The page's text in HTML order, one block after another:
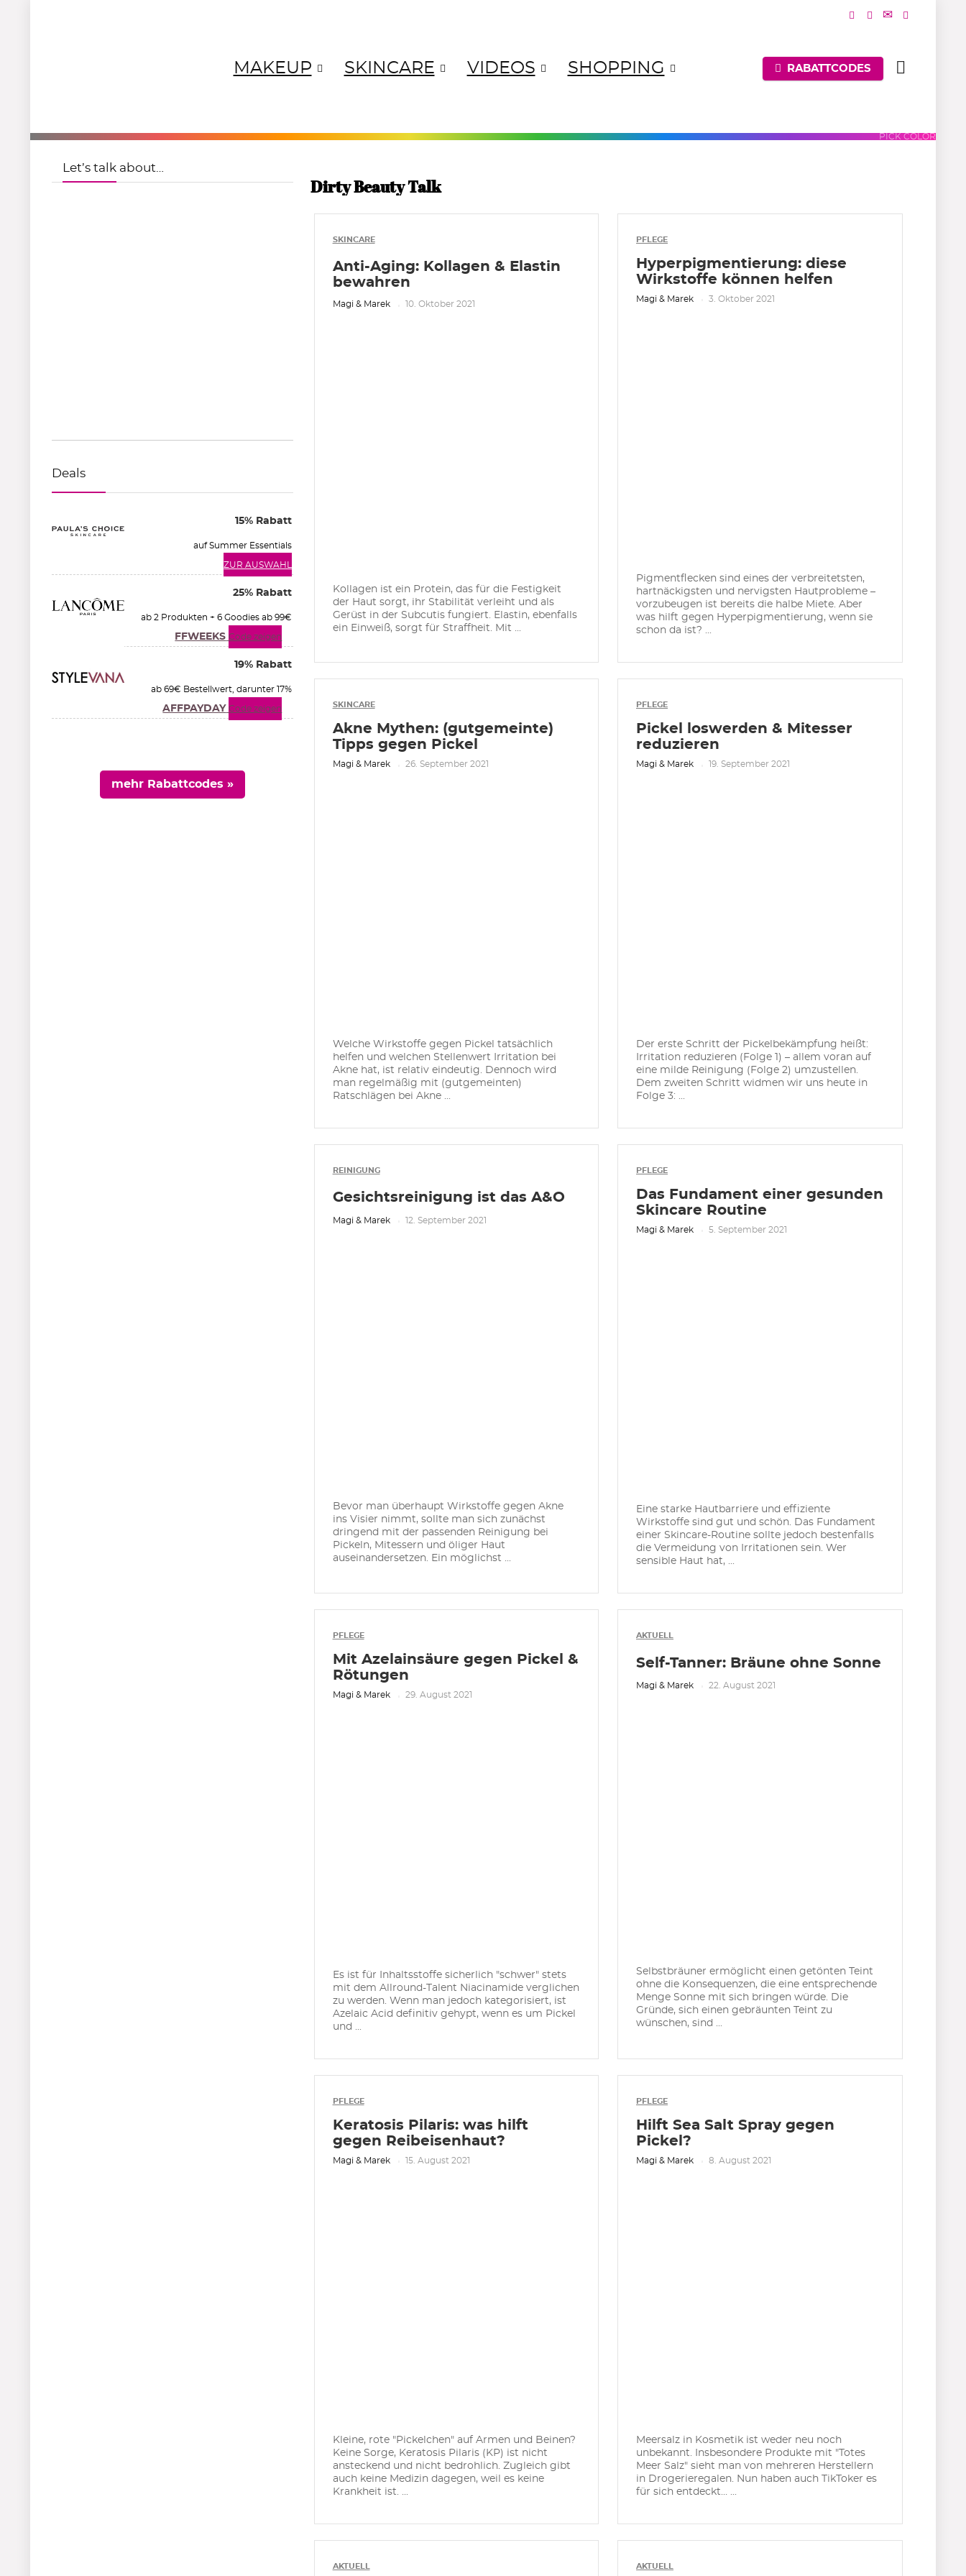
MAKEUP SKINCARE VIDEOS SHOPPING RABATTCODES
PICK COLOR
NEUTRALS
REDSORANGESYELLOWSGREENSBLUESPURPLES
PINKS
Dirty Beauty Talk
SKINCARE
Anti-Aging: Kollagen & Elastin
bewahren
Magi & Marek 10. Oktober 2021
Kollagen ist ein Protein, das für die Festigkeit
der Haut sorgt, ihr Stabilität verleiht und als
Gerüst in der Subcutis fungiert. Elastin, ebenfalls
ein Einweiß, sorgt für Straffheit. Mit ...
PFLEGE
Hyperpigmentierung: diese
Wirkstoffe können helfen
Magi & Marek 3. Oktober 2021
Pigmentflecken sind eines der verbreitetsten,
hartnäckigsten und nervigsten Hautprobleme –
vorzubeugen ist bereits die halbe Miete. Aber
was hilft gegen Hyperpigmentierung, wenn sie
schon da ist? ...
SKINCARE
Akne Mythen: (gutgemeinte)
Tipps gegen Pickel
Magi & Marek 26. September 2021
Welche Wirkstoffe gegen Pickel tatsächlich
helfen und welchen Stellenwert Irritation bei
Akne hat, ist relativ eindeutig. Dennoch wird
man regelmäßig mit (gutgemeinten)
Ratschlägen bei Akne ...
PFLEGE
Pickel loswerden & Mitesser
reduzieren
Magi & Marek 19. September 2021
Der erste Schritt der Pickelbekämpfung heißt:
Irritation reduzieren (Folge 1) – allem voran auf
eine milde Reinigung (Folge 2) umzustellen.
Dem zweiten Schritt widmen wir uns heute in
Folge 3: ...
REINIGUNG
Gesichtsreinigung ist das A&O
Magi & Marek 12. September 2021
Bevor man überhaupt Wirkstoffe gegen Akne
ins Visier nimmt, sollte man sich zunächst
dringend mit der passenden Reinigung bei
Pickeln, Mitessern und öliger Haut
auseinandersetzen. Ein möglichst ...
PFLEGE
Das Fundament einer gesunden
Skincare Routine
Magi & Marek 5. September 2021
Eine starke Hautbarriere und effiziente
Wirkstoffe sind gut und schön. Das Fundament
einer Skincare-Routine sollte jedoch bestenfalls
die Vermeidung von Irritationen sein. Wer
sensible Haut hat, ...
PFLEGE
Mit Azelainsäure gegen Pickel &
Rötungen
Magi & Marek 29. August 2021
Es ist für Inhaltsstoffe sicherlich "schwer" stets
mit dem Allround-Talent Niacinamide verglichen
zu werden. Wenn man jedoch kategorisiert, ist
Azelaic Acid definitiv gehypt, wenn es um Pickel
und ...
AKTUELL
Self-Tanner: Bräune ohne Sonne
Magi & Marek 22. August 2021
Selbstbräuner ermöglicht einen getönten Teint
ohne die Konsequenzen, die eine entsprechende
Menge Sonne mit sich bringen würde. Die
Gründe, sich einen gebräunten Teint zu
wünschen, sind ...
PFLEGE
Keratosis Pilaris: was hilft
gegen Reibeisenhaut?
Magi & Marek 15. August 2021
Kleine, rote "Pickelchen" auf Armen und Beinen?
Keine Sorge, Keratosis Pilaris (KP) ist nicht
ansteckend und nicht bedrohlich. Zugleich gibt
auch keine Medizin dagegen, weil es keine
Krankheit ist. ...
PFLEGE
Hilft Sea Salt Spray gegen
Pickel?
Magi & Marek 8. August 2021
Meersalz in Kosmetik ist weder neu noch
unbekannt. Insbesondere Produkte mit "Totes
Meer Salz" sieht man von mehreren Herstellern
in Drogerieregalen. Nun haben auch TikToker es
für sich entdeckt… ...
AKTUELL AKTUELL
Let’s talk about…
Deals
15% Rabatt
auf Summer Essentials
ZUR AUSWAHL
25% Rabatt
ab 2 Produkten + 6 Goodies ab 99€
FFWEEKS Code zeigen
19% Rabatt
ab 69€ Bestellwert, darunter 17%
AFFPAYDAY Code zeigen
mehr Rabattcodes »